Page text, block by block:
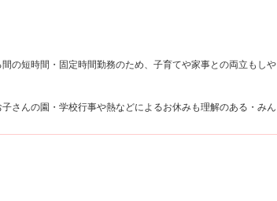
の短時間・固定時間勤務のため、子育てや家事との両立もしや
さんの園・学校行事や熱などによるお休みも理解のある・みん